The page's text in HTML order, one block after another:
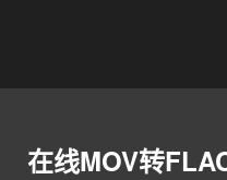
在线MOV转